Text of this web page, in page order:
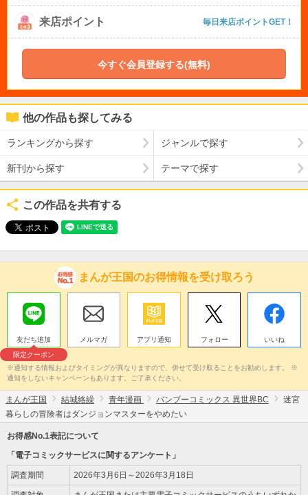
来店ポイント 毎日来店ポイントGET！
今すぐ会員登録する(無料)
他の作品も探してみる
ランキングから探す ジャンルで探す
新刊から探す テーマで探す
この作品を共有する
まんが王国のお得情報を受け取ろう
友だち追加
限定クーポン
メルマガ アプリ通知 フォロー いいね
※通知する情報およびタイミングが異なりますので、併せて受け取ることをお勧めします。 ※
通知をしないキャンペーンもあります。ご了承ください。
まんが王国 結城絡繰 青年漫画 バンブーコミックス 異世界BC
迷宮
暮らしの冒険者はダンジョンマスターをやめたい
お得感No.1表記について
「電子コミックサービスに関するアンケート」
調査期間 2026年3月6日～2026年3月18日